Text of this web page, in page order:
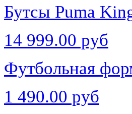
Бутсы Puma
14 999.00 руб
Футбольная
1 490.00 руб